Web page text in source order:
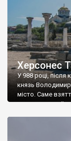
Херсонес
У 988 році, після
князь Володимир
місто. Саме
диктувати свої
Херсонесі
А потім було